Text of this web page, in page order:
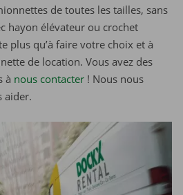
de toutes les tailles, sans
hayon élévateur ou crochet
plus qu’à faire votre choix et à
de location. Vous avez des
à nous contacter ! Nous nous
aider.